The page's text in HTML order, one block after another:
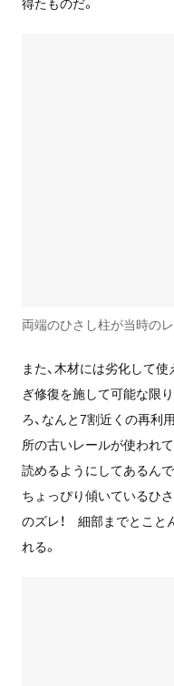
両端のひさし柱が当時のレ
また、木材には劣化して
ぎ修復を施して可能な限
ろ、なんと7割近くの再利
所の古いレールが使われ
読めるようにしてあるん
ちょっぴり傾いているひ
のズレ！ 細部までとこと
れる。